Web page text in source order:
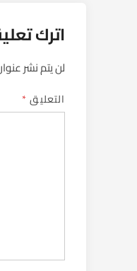
اترك
لن يتم نشر
التعليق*